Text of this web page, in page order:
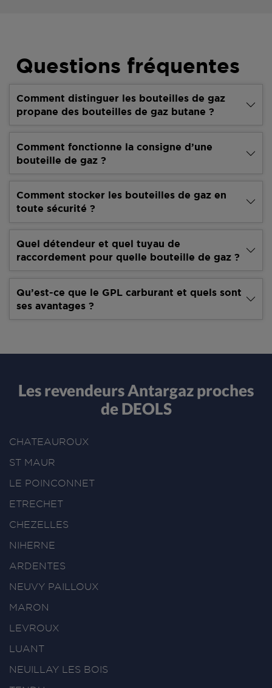
Questions fréquentes
Comment distinguer les bouteilles de gaz
propane des bouteilles de gaz butane ?
Comment fonctionne la consigne d’une
bouteille de gaz ?
Comment stocker les bouteilles de gaz en
toute sécurité ?
Quel détendeur et quel tuyau de
raccordement pour quelle bouteille de gaz ?
Qu’est-ce que le GPL carburant et quels sont
ses avantages ?
Les revendeurs Antargaz proches
de DEOLS
CHATEAUROUX
ST MAUR
LE POINCONNET
ETRECHET
CHEZELLES
NIHERNE
ARDENTES
NEUVY PAILLOUX
MARON
LEVROUX
LUANT
NEUILLAY LES BOIS